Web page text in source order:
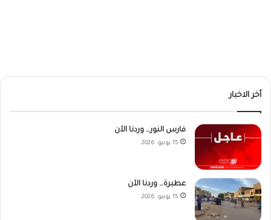
أخر الاخبار
فارس النور… وردنا الآن
15 يونيو، 2026
عطبرة… وردنا الآن
15 يونيو، 2026